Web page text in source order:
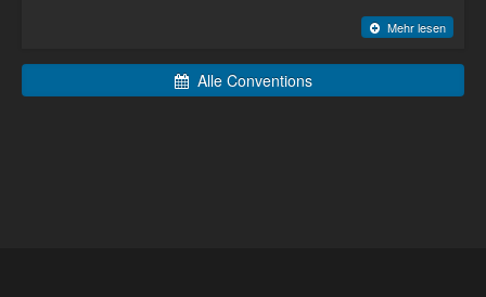
Mehr lesen
Alle Conventions